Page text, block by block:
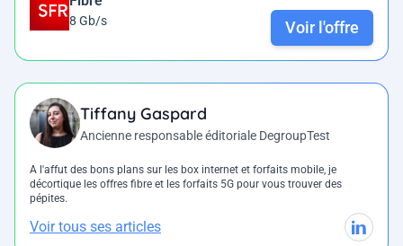
8 Gb/s Voir l'offre
Tiffany Gaspard
Ancienne responsable éditoriale DegroupTest
A l'affut des bons plans sur les box internet et forfaits mobile, je
décortique les offres fibre et les forfaits 5G pour vous trouver des
pépites.
Voir tous ses articles